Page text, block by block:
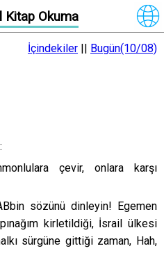
Kitap Okuma
İçindekiler || Bugün(10/08)
çevir, onlara karşı
sözünü dinleyin! Egemen
kirletildiği, İsrail ülkesi
sürgüne gittiği zaman, Hah,